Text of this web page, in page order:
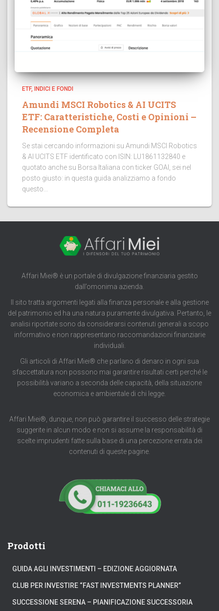
ETF, INDICI E FONDI
Amundi MSCI Robotics & AI UCITS
ETF: Caratteristiche, Costi e Opinioni –
Recensione Completa
Se stai cercando informazioni su Amundi MSCI Robotics
& AI UCITS ETF identificato con ISIN: LU1861132840 e
quotato anche su Borsa Italiana con ticker GOAI, sei nel
posto giusto: in questa guida analizziamo a fondo
questo...
Affari Miei® è un portale di divulgazione finanziaria gestito
dall’omonima azienda.
Il sito tratta argomenti legati alla finanza personale e alla gestione
del patrimonio ed ha una natura puramente divulgativa. Pertanto, le
analisi riportate sono da considerarsi contenuti generali a scopo
informativo e non rappresentano raccomandazioni finanziarie
individuali.
Gli articoli di Affari Miei® che parlano di denaro in ogni sua
sfaccettatura non possono mai garantire risultati certi perché le
possibilità variano a seconda delle capacità, della situazione
economica e ambientale di chi legge.
Affari Miei®, dunque, non può garantire il successo delle strategie
suggerite in alcun modo e non si assume la responsabilità di
scelte imprudenti fatte sulla base di una percezione errata dei
contenuti di queste pagine.
Prodotti
GUIDA AGLI INVESTIMENTI – EDIZIONE AGGIORNATA
CLUB PER INVESTIRE “FAST INVESTMENTS PLANNER”
SUCCESSIONE SERENA – PIANIFICAZIONE SUCCESSORIA